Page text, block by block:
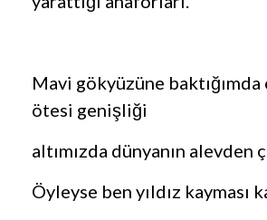
Mavi gökyüzüne
ötesi genişliği
altımızda dünyanın
Öyleyse ben yıldız kayması